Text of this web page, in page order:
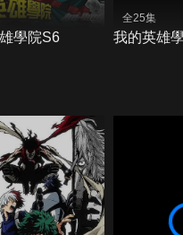
學院S6
全25集
我的英雄